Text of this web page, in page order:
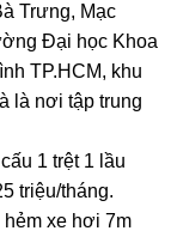
Trưng, Mạc
Đại học Khoa
TP.HCM, khu
là nơi tập trung
1 trệt 1 lầu
triệu/tháng.
xe hơi 7m